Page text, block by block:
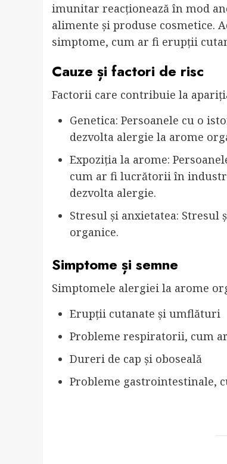
imunitar reacționează în mod
alimente și produse cosmetice.
simptome, cum ar fi erupții
Cauze și factori de risc
Factorii care contribuie la
Genetica: Persoanele cu o
dezvolta alergie la arome
Expoziția la arome:
cum ar fi lucrătorii în
dezvolta alergie.
Stresul și anxietatea:
organice.
Simptome și semne
Simptomele alergiei la arome
Erupții cutanate și umflături
Probleme respiratorii, cum
Dureri de cap și oboseală
Probleme gastrointestinale,